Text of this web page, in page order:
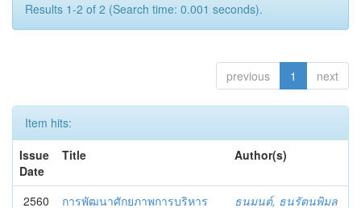
Results 1-2 of 2 (Search time: 0.001 seconds).
previous 1 next
Item hits:
Issue
Date
Title Author(s)
2560
การพัฒนาศักยภาพการบริหาร
ธนมนต์, ธนรัตนพิมล